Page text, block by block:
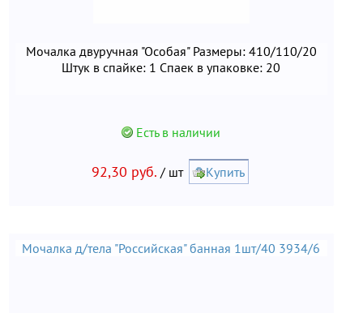
Мочалка двуручная "Особая" Размеры: 410/110/20
Штук в спайке: 1 Спаек в упаковке: 20
Есть в наличии
92,30 руб. / шт Купить
Мочалка д/тела "Российская" банная 1шт/40 3934/6